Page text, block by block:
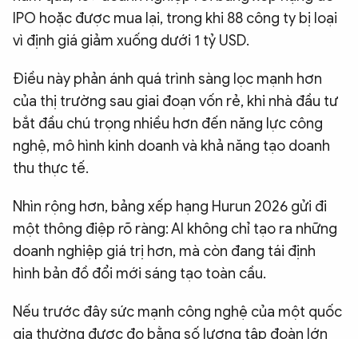
IPO hoặc được mua lại, trong khi 88 công ty bị loại
vì định giá giảm xuống dưới 1 tỷ USD.
Điều này phản ánh quá trình sàng lọc mạnh hơn
của thị trường sau giai đoạn vốn rẻ, khi nhà đầu tư
bắt đầu chú trọng nhiều hơn đến năng lực công
nghệ, mô hình kinh doanh và khả năng tạo doanh
thu thực tế.
Nhìn rộng hơn, bảng xếp hạng Hurun 2026 gửi đi
một thông điệp rõ ràng: AI không chỉ tạo ra những
doanh nghiệp giá trị hơn, mà còn đang tái định
hình bản đồ đổi mới sáng tạo toàn cầu.
Nếu trước đây sức mạnh công nghệ của một quốc
gia thường được đo bằng số lượng tập đoàn lớn